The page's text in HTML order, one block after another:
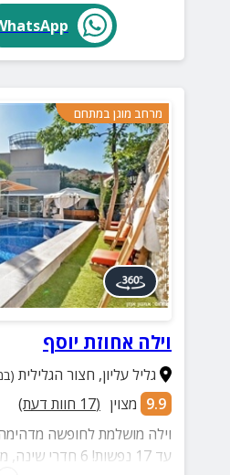
מרחב מוגן במתחם
וילה אחוזת יוסף
גליל עליון, חצור הגלילית
9.9 מצוין (
17 חוות דעת)
וילה מושלמת לחופשה
עד 17 נפשות! 6